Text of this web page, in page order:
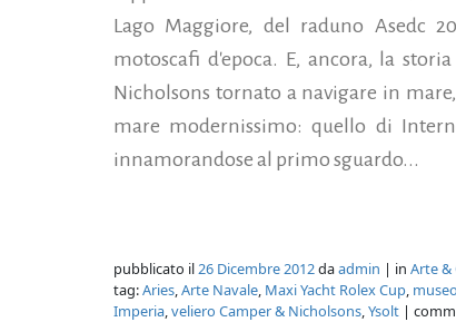
Lago Maggiore, del raduno Asedc
motoscafi d'epoca. E, ancora, la
Nicholsons tornato a navigare in
mare modernissimo: quello di
innamorandose al primo sguardo...
pubblicato il26 Dicembre 2012daadmin | in Arte &
tag:Aries,Arte Navale, Maxi Yacht Rolex Cup,
Imperia,veliero Camper & Nicholsons,Ysolt |